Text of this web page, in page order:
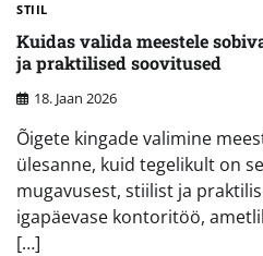
STIIL
Kuidas valida meestele
ja praktilised soovitused
18. Jaan 2026
Õigete kingade valimine
ülesanne, kuid tegelikult on
mugavusest, stiilist ja
igapäevase kontoritöö,
[…]